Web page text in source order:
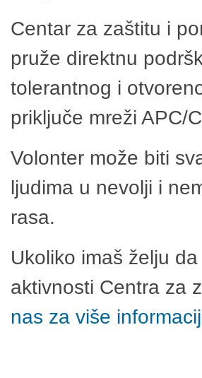
Centar za zaštitu i
pruže direktnu
tolerantnog i
priključe mreži APC/
Volonter može biti
ljudima u nevolji i
rasa.
Ukoliko imaš želju
aktivnosti Centra za
nas za više